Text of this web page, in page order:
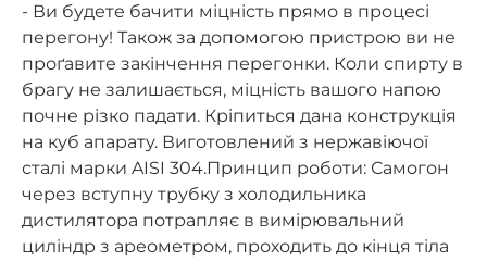
- Ви будете бачити міцність прямо в процесі
перегону! Також за допомогою пристрою ви не
проґавите закінчення перегонки. Коли спирту в
брагу не залишається, міцність вашого напою
почне різко падати. Кріпиться дана конструкція
на куб апарату. Виготовлений з нержавіючої
сталі марки AISI 304.Принцип роботи: Самогон
через вступну трубку з холодильника
дистилятора потрапляє в вимірювальний
циліндр з ареометром, проходить до кінця тіла